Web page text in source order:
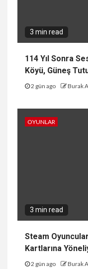
3 min read
114 Yıl Sonra
Köyü, Güneş
2 gün ago Burak
OYUNLAR
3 min read
Steam
Kartlarına
2 gün ago Burak